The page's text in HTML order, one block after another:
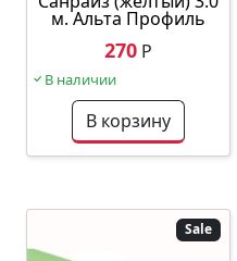
м. Альта Профиль
270 Р
В наличии
В корзину
Sale